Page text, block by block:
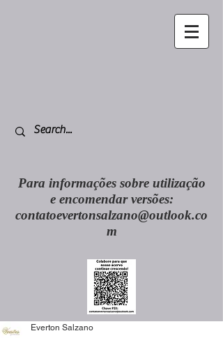
Para informações sobre utilização
e encomendar versões:
contatoevertonsalzano@outlook.co
m
Everton Salzano